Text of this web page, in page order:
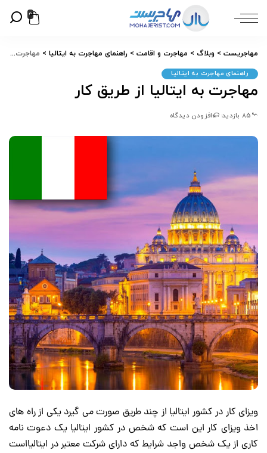
0
مهاجریست > وبلاگ > مهاجرت و اقامت > راهنمای مهاجرت به ایتالیا > مهاجرت به ایتالیا از طریق کار
راهنمای مهاجرت به ایتالیا
مهاجرت به ایتالیا از طریق کار
85 بازدید افزودن دیدگاه
ویزای کار در کشور ایتالیا از چند طریق صورت می گیرد یکی از راه های
اخذ ویزای کار این است که شخص در کشور ایتالیا یک دعوت نامه
کاری از یک شخص واجد شرایط که دارای شرکت معتبر در ایتالیااست